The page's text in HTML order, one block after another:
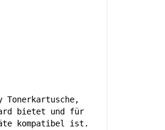
Tonerkartusche,
bietet und für
kompatibel ist.